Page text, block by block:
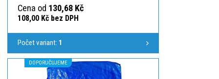
Cena od 130,68 Kč
108,00 Kč bez DPH
Počet variant: 1
DOPORUČUJEME